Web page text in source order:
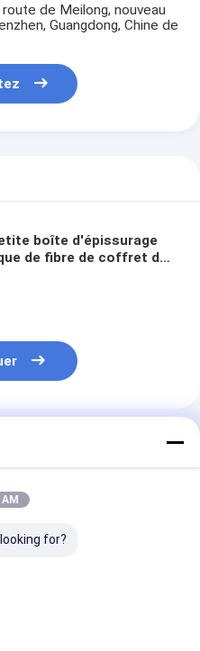
de Meilong, nouveau
Guangdong, Chine de
boîte d'épissurage
de fibre de coffret de
for?